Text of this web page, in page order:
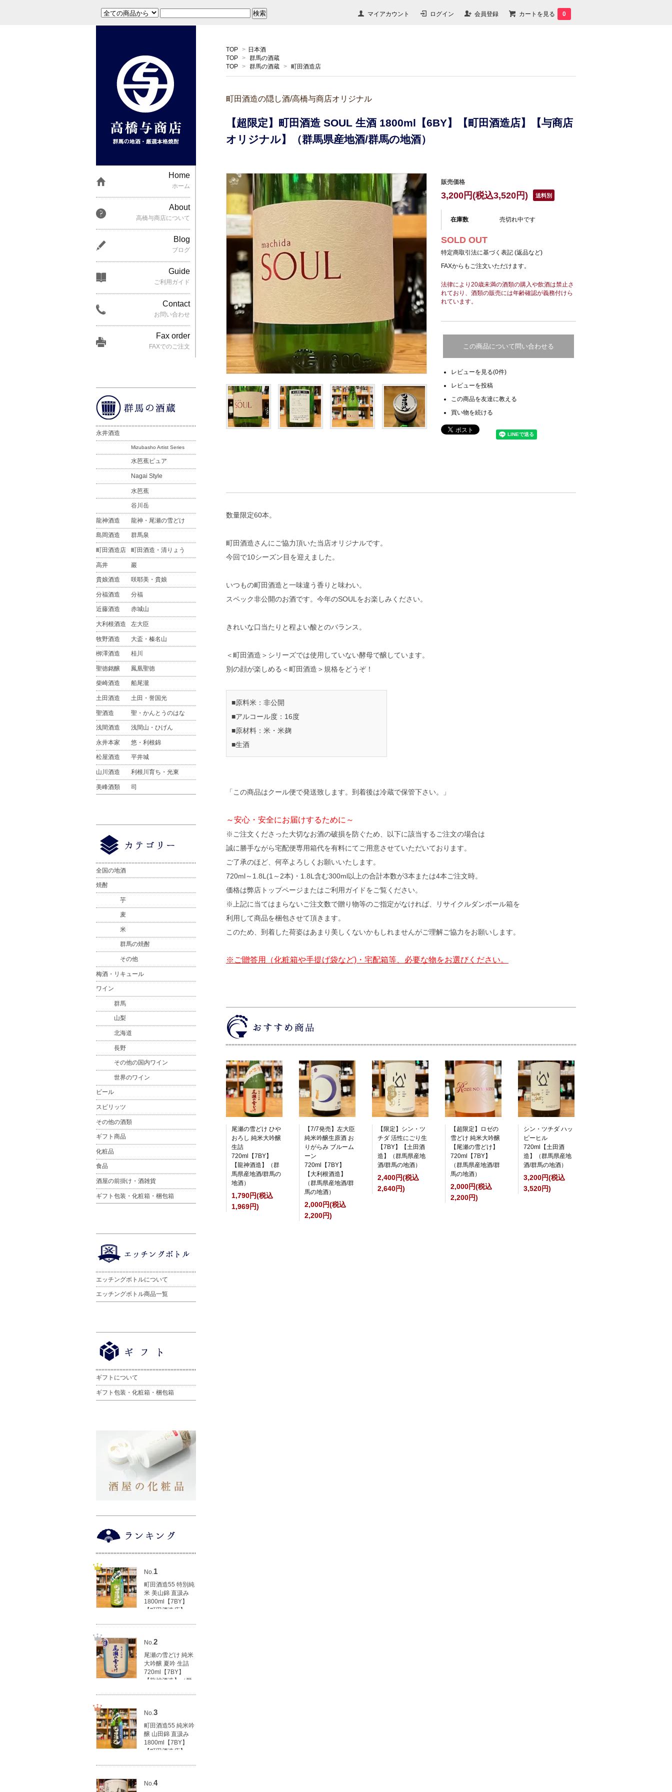
マイアカウント ログイン 会員登録 カートを見る 0
TOP > 日本酒
TOP > 群馬の酒蔵
TOP > 群馬の酒蔵 > 町田酒造店
町田酒造の隠し酒/高橋与商店オリジナル
【超限定】町田酒造 SOUL 生酒 1800ml【6BY】【町田酒造店】【与商店
オリジナル】（群馬県産地酒/群馬の地酒）
販売価格
3,200円(税込3,520円) 送料別
在庫数 売切れ中です
SOLD OUT
特定商取引法に基づく表記 (返品など)
FAXからもご注文いただけます。
法律により20歳未満の酒類の購入や飲酒は禁止さ
れており、酒類の販売には年齢確認が義務付けら
れています。
この商品について問い合わせる
レビューを見る(0件)
レビューを投稿
この商品を友達に教える
買い物を続ける
数量限定60本。
町田酒造さんにご協力頂いた当店オリジナルです。
今回で10シーズン目を迎えました。
いつもの町田酒造と一味違う香りと味わい。
スペック非公開のお酒です。今年のSOULをお楽しみください。
きれいな口当たりと程よい酸とのバランス。
＜町田酒造＞シリーズでは使用していない酵母で醸しています。
別の顔が楽しめる＜町田酒造＞規格をどうぞ！
■原料米：非公開
■アルコール度：16度
■原材料：米・米麹
■生酒
「この商品はクール便で発送致します。到着後は冷蔵で保管下さい。」
～安心・安全にお届けするために～
※ご注文くださった大切なお酒の破損を防ぐため、以下に該当するご注文の場合は
誠に勝手ながら宅配便専用箱代を有料にてご用意させていただいております。
ご了承のほど、何卒よろしくお願いいたします。
720ml～1.8L(1～2本)・1.8L含む300ml以上の合計本数が3本または4本ご注文時。
価格は弊店トップページまたはご利用ガイドをご覧ください。
※上記に当てはまらないご注文数で贈り物等のご指定がなければ、リサイクルダンボール箱を
利用して商品を梱包させて頂きます。
このため、到着した荷姿はあまり美しくないかもしれませんがご理解ご協力をお願いします。
※ご贈答用（化粧箱や手提げ袋など)・宅配箱等、必要な物をお選びください。
尾瀬の雪どけ ひや
おろし 純米大吟醸
生詰
720ml【7BY】
【龍神酒造】（群
馬県産地酒/群馬の
地酒）
1,790円(税込
1,969円)
【7/7発売】左大臣
純米吟醸生原酒 お
りがらみ ブルーム
ーン
720ml【7BY】
【大利根酒造】
（群馬県産地酒/群
馬の地酒）
2,000円(税込
2,200円)
【限定】シン・ツ
チダ 活性にごり生
【7BY】【土田酒
造】（群馬県産地
酒/群馬の地酒）
2,400円(税込
2,640円)
【超限定】ロゼの
雪どけ 純米大吟醸
【尾瀬の雪どけ】
720ml【7BY】
（群馬県産地酒/群
馬の地酒）
2,000円(税込
2,200円)
シン・ツチダ ハッ
ピーヒル
720ml【土田酒
造】（群馬県産地
酒/群馬の地酒）
3,200円(税込
3,520円)
Home
ホーム
About
高橋与商店について
Blog
ブログ
Guide
ご利用ガイド
Contact
お問い合わせ
Fax order
FAXでのご注文
永井酒造
Mizubasho Artist Series
水芭蕉ピュア
Nagai Style
水芭蕉
谷川岳
龍神酒造 龍神・尾瀬の雪どけ
島岡酒造 群馬泉
町田酒造店 町田酒造・清りょう
高井 巖
貴娘酒造 咲耶美・貴娘
分福酒造 分福
近藤酒造 赤城山
大利根酒造 左大臣
牧野酒造 大盃・榛名山
栁澤酒造 桂川
聖徳銘醸 鳳凰聖徳
柴崎酒造 船尾瀧
土田酒造 土田・誉国光
聖酒造 聖・かんとうのはな
浅間酒造 浅間山・ひげん
永井本家 悠・利根錦
松屋酒造 平井城
山川酒造 利根川育ち・光東
美峰酒類 司
全国の地酒
焼酎
芋
麦
米
群馬の焼酎
その他
梅酒・リキュール
ワイン
群馬
山梨
北海道
長野
その他の国内ワイン
世界のワイン
ビール
スピリッツ
その他の酒類
ギフト商品
化粧品
食品
酒屋の前掛け・酒雑貨
ギフト包装・化粧箱・梱包箱
エッチングボトルについて
エッチングボトル商品一覧
ギフトについて
ギフト包装・化粧箱・梱包箱
No.1
町田酒造55 特別純
米 美山錦 直汲み
1800ml【7BY】
【町田酒造店】
円)
No.2
尾瀬の雪どけ 純米
大吟醸 夏吟 生詰
720ml【7BY】
【龍神酒造】（群
円)
No.3
町田酒造55 純米吟
醸 山田錦 直汲み
1800ml【7BY】
【町田酒造店】
円)
No.4